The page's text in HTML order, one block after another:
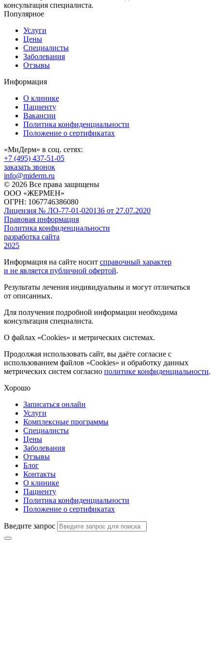
консультация специалиста.
Популярное
Услуги
Цены
Специалисты
Заболевания
Отзывы
Информация
О клинике
Пациенту
Вакансии
Политика конфиденциальности
Положение о сертификатах
«МиДерм» в соц. сетях:
+7 (495) 437-51-05
заказать звонок
info@miderm.ru
© 2026 Все права защищены
ООО «ЖЕРМЕН»
ОГРН: 1067746386080
Лицензия № ЛО-77-01-020136 от 27.07.2020
Правовая информация
Политика конфиденциальности
разработка сайта
2025
Информация на сайте носит справочный характер
и не является публичной офертой.
Результаты лечения индивидуальны и могут отличаться
от описанных.
Для получения подробной информации необходима
консультация специалиста.
О файлах «Cookies» и метрических системах.
Продолжая использовать сайт, вы даёте согласие с
использованием файлов «Cookies» и обработку данных
метрических систем согласно политике конфиденциальности.
Хорошо
Записаться онлайн
Услуги
Комплексные программы
Специалисты
Цены
Заболевания
Отзывы
Блог
Контакты
О клинике
Пациенту
Политика конфиденциальности
Положение о сертификатах
Введите запрос